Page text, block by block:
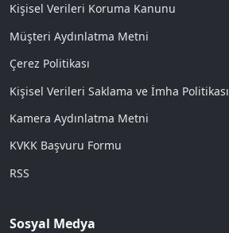
Kişisel Verileri Koruma Kanunu
Müşteri Aydınlatma Metni
Çerez Politikası
Kişisel Verileri Saklama ve İmha Politikası
Kamera Aydınlatma Metni
KVKK Başvuru Formu
RSS
Sosyal Medya